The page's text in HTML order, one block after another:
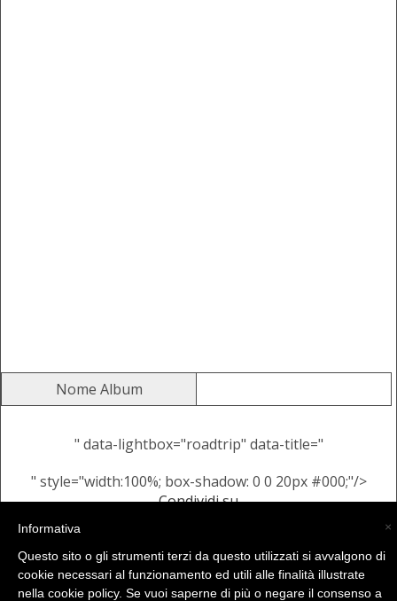
Nome Album
" data-lightbox="roadtrip" data-title="
" style="width:100%; box-shadow: 0 0 20px #000;"/>
Condividi su
Alcune Immagini Casuali dallo
stesso Album
×
Informativa
Questo sito o gli strumenti terzi da questo utilizzati si avvalgono di
cookie necessari al funzionamento ed utili alle finalità illustrate
nella cookie policy. Se vuoi saperne di più o negare il consenso a